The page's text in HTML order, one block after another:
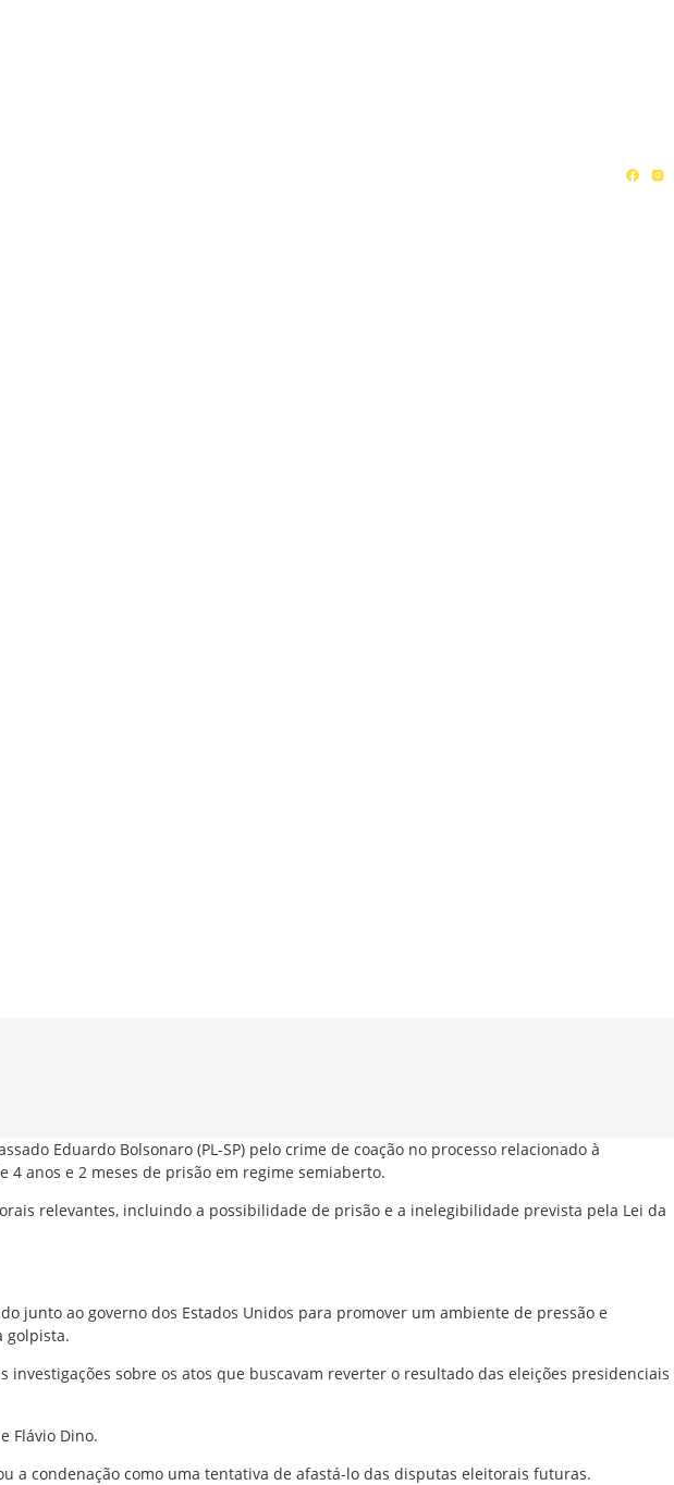
Eduardo Bolsonaro (PL-SP) pelo crime de coação no processo relacionado à
4 anos e 2 meses de prisão em regime semiaberto.
relevantes, incluindo a possibilidade de prisão e a inelegibilidade prevista pela Lei da
junto ao governo dos Estados Unidos para promover um ambiente de pressão e
golpista.
sobre os atos que buscavam reverter o resultado das eleições presidenciais
Flávio Dino.
a condenação como uma tentativa de afastá-lo das disputas eleitorais futuras.